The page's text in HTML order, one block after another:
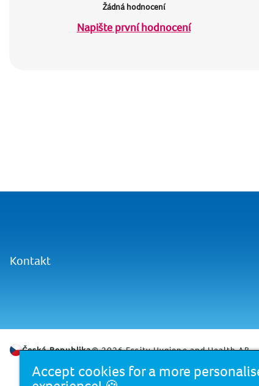
Žádná hodnocení
Napište první hodnocení
Kontakt
Česká Republika© 2026 Essity Hygiene and Health AB
Zewa je značkou společnosti Essity
Accept cookies for a more